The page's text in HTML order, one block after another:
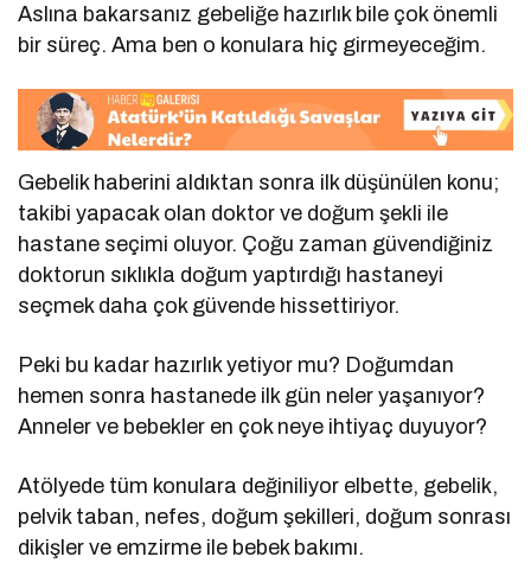
Aslına bakarsanız gebeliğe hazırlık bile çok önemli
bir süreç. Ama ben o konulara hiç girmeyeceğim.
Gebelik haberini aldıktan sonra ilk düşünülen konu;
takibi yapacak olan doktor ve doğum şekli ile
hastane seçimi oluyor. Çoğu zaman güvendiğiniz
doktorun sıklıkla doğum yaptırdığı hastaneyi
seçmek daha çok güvende hissettiriyor.
Peki bu kadar hazırlık yetiyor mu? Doğumdan
hemen sonra hastanede ilk gün neler yaşanıyor?
Anneler ve bebekler en çok neye ihtiyaç duyuyor?
Atölyede tüm konulara değiniliyor elbette, gebelik,
pelvik taban, nefes, doğum şekilleri, doğum sonrası
dikişler ve emzirme ile bebek bakımı.